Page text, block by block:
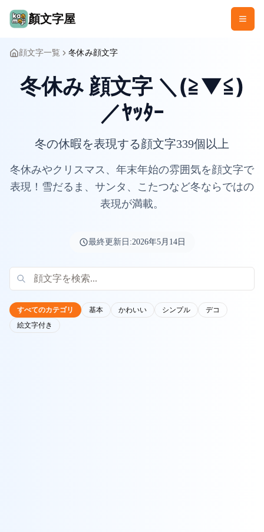
顏文字屋
顔文字一覧 冬休み顔文字
冬休み 顔文字 ＼(≧▼≦)
／ﾔｯﾀｰ
冬の休暇を表現する顔文字339個以上
冬休みやクリスマス、年末年始の雰囲気を顔文字で
表現！雪だるま、サンタ、こたつなど冬ならではの
表現が満載。
最終更新日:2026年5月14日
すべてのカテゴリ 基本 かわいい シンプル
デコ
絵文字付き